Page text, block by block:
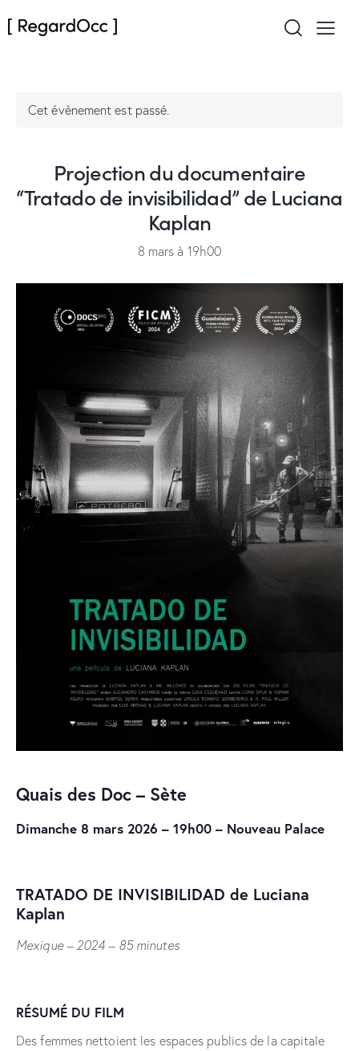
Cet évènement est passé.
Projection du documentaire
“Tratado de invisibilidad” de Luciana
Kaplan
8 mars à 19h00
Quais des Doc – Sète
Dimanche 8 mars 2026 – 19h00 – Nouveau Palace
TRATADO DE INVISIBILIDAD de Luciana
Kaplan
Mexique – 2024 – 85 minutes
RÉSUMÉ DU FILM
Des femmes nettoient les espaces publics de la capitale